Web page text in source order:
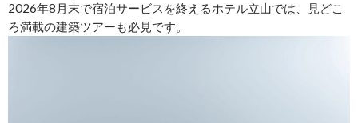
2026年8月末で宿泊サービスを終えるホテル立山では、見どこ
ろ満載の建築ツアーも必見です。